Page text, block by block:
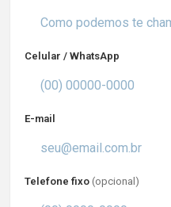
Celular / WhatsApp
E-mail
Telefone fixo (opcional)